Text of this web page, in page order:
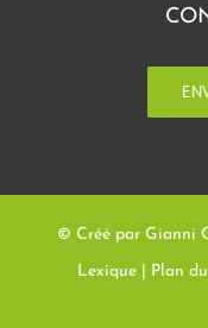
© Créé par Gianni
Lexique Plan